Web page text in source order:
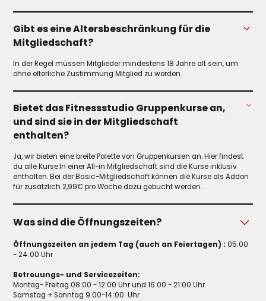
Gibt es eine Altersbeschränkung für die
Mitgliedschaft?
In der Regel müssen Mitglieder mindestens 18 Jahre alt sein, um
ohne elterliche Zustimmung Mitglied zu werden.
Bietet das Fitnessstudio Gruppenkurse an,
und sind sie in der Mitgliedschaft
enthalten?
Ja, wir bieten eine breite Palette von Gruppenkursen an. Hier findest
du alle Kurse.In einer All-in Mitgliedschaft sind die Kurse inklusiv
enthalten. Bei der Basic-Mitgliedschaft können die Kurse als Addon
für zusätzlich 2,99€ pro Woche dazu gebucht werden.
Was sind die Öffnungszeiten?
Öffnungszeiten an jedem Tag (auch an Feiertagen) : 05:00
- 24:00 Uhr
Betreuungs- und Servicezeiten:
Montag- Freitag 08:00 - 12:00 Uhr und 16:00 - 21:00 Uhr ​
Samstag + Sonntag 9:00-14:00 Uhr​